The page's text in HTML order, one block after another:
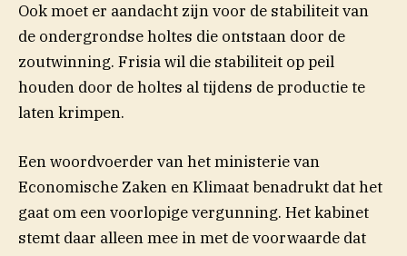
Ook moet er aandacht zijn voor de stabiliteit van
de ondergrondse holtes die ontstaan door de
zoutwinning. Frisia wil die stabiliteit op peil
houden door de holtes al tijdens de productie te
laten krimpen.
Een woordvoerder van het ministerie van
Economische Zaken en Klimaat benadrukt dat het
gaat om een voorlopige vergunning. Het kabinet
stemt daar alleen mee in met de voorwaarde dat